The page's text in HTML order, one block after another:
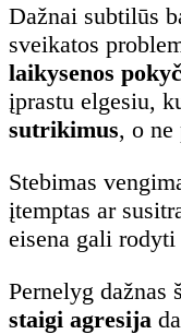
Dažnai subtilūs
sveikatos
laikysenos
įprastu elgesiu,
sutrikimus, o ne
Stebimas
įtemptas ar
eisena gali rodyti
Pernelyg dažnas
staigi agresija